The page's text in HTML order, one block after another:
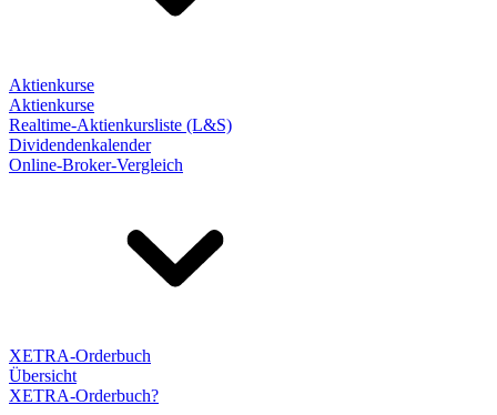
Aktienkurse
Aktienkurse
Realtime-Aktienkursliste (L&S)
Dividendenkalender
Online-Broker-Vergleich
XETRA-Orderbuch
Übersicht
XETRA-Orderbuch?